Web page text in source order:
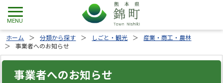
ホーム 分類から探す しごと・観光
産業・商工・農林
事業者へのお知らせ
事業者へのお知らせ